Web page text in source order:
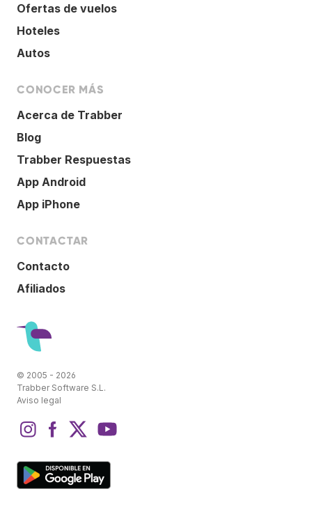
Ofertas de vuelos
Hoteles
Autos
CONOCER MÁS
Acerca de Trabber
Blog
Trabber Respuestas
App Android
App iPhone
CONTACTAR
Contacto
Afiliados
© 2005 - 2026
Trabber Software S.L.
Aviso legal